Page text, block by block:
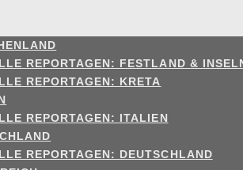
REPORTAGEN: FESTLAND &
REPORTAGEN: KRETA
REPORTAGEN: ITALIEN
REPORTAGEN: DEUTSCHLAND